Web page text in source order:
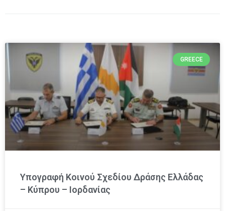
GREECE
Υπογραφή Κοινού Σχεδίου Δράσης Ελλάδας
– Κύπρου – Ιορδανίας